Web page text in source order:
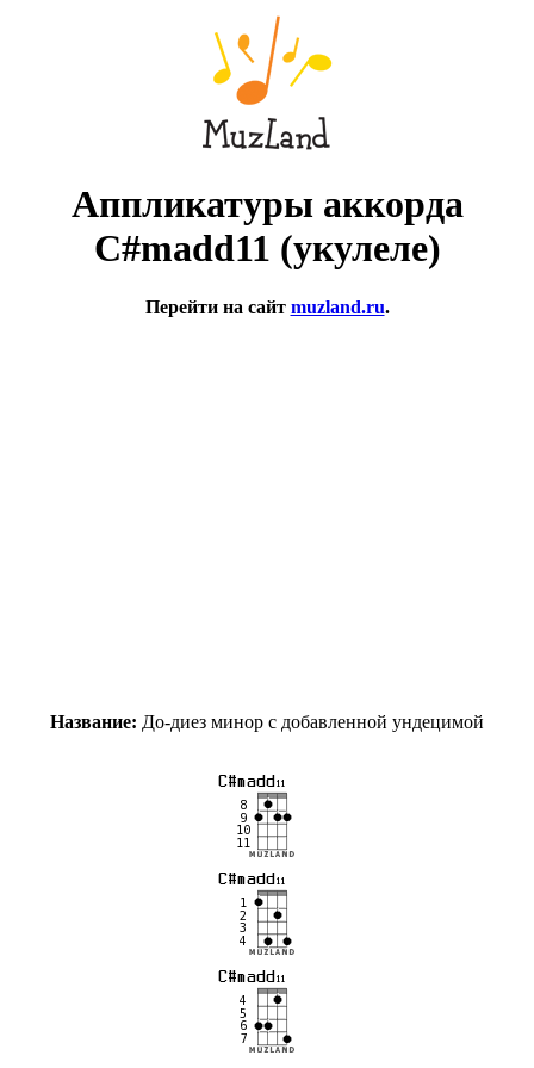
Аппликатуры аккорда
C#madd11 (укулеле)
Перейти на сайт muzland.ru.
Название: До-диез минор с добавленной ундецимой